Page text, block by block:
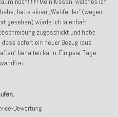
hatte einen „Webfehler“ (wegen
gesehen) würde ich laienhaft
zugeschickt und habe
sofort ein neuer Bezug raus
behalten kann. Ein paar Tage
Bewertung